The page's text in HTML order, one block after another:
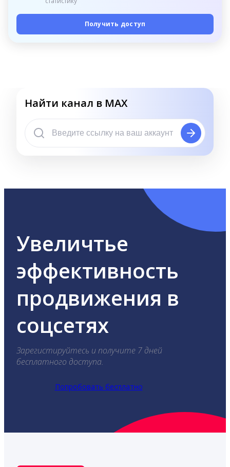
Получить доступ
Найти канал в MAX
Увеличтье
эффективность
продвижения в
соцсетях
Зарегистируйтесь и получите 7 дней
бесплатного доступа.
Попробовать бесплатно